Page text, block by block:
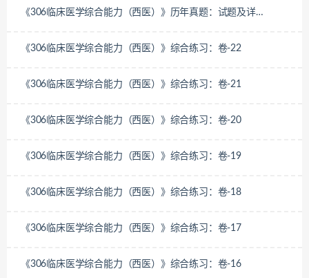
《306临床医学综合能力（西医）》历年真题：试题及详
《306临床医学综合能力（西医）》综合练习：卷-22
《306临床医学综合能力（西医）》综合练习：卷-21
《306临床医学综合能力（西医）》综合练习：卷-20
《306临床医学综合能力（西医）》综合练习：卷-19
《306临床医学综合能力（西医）》综合练习：卷-18
《306临床医学综合能力（西医）》综合练习：卷-17
《306临床医学综合能力（西医）》综合练习：卷-16